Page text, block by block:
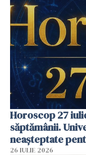
Horoscop 27
săptămânii.
neașteptate
26 IULIE 2026